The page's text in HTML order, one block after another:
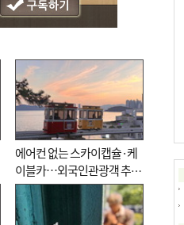
에어컨 없는 스카이캡슐·케
이블카…외국인관광객 추억
대신 고역 될라